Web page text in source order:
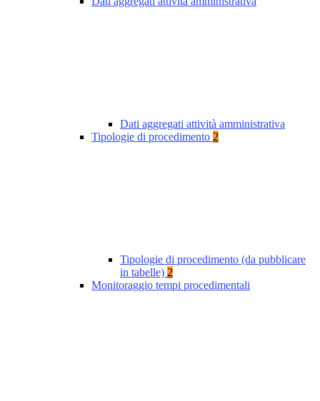
Dati aggregati attività amministrativa
Tipologie di procedimento 2
Tipologie di procedimento (da pubblicare
in tabelle) 2
Monitoraggio tempi procedimentali